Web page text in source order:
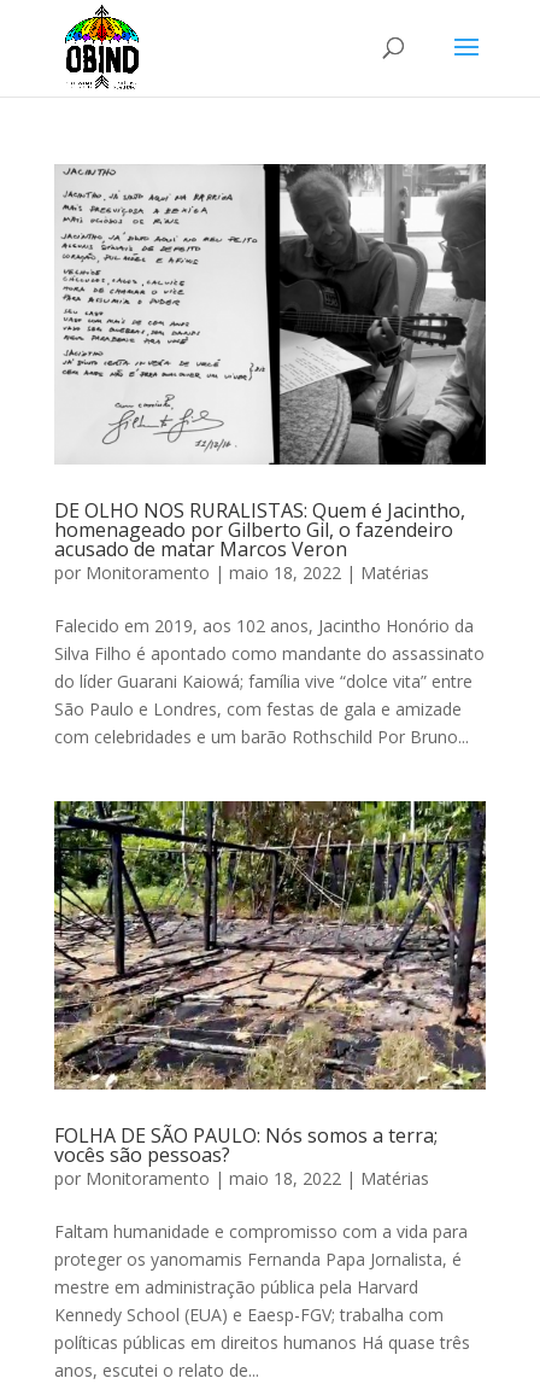
DE OLHO NOS RURALISTAS: Quem é Jacintho,
homenageado por Gilberto Gil, o fazendeiro
acusado de matar Marcos Veron
por Monitoramento | maio 18, 2022 | Matérias
Falecido em 2019, aos 102 anos, Jacintho Honório da
Silva Filho é apontado como mandante do assassinato
do líder Guarani Kaiowá; família vive “dolce vita” entre
São Paulo e Londres, com festas de gala e amizade
com celebridades e um barão Rothschild Por Bruno...
FOLHA DE SÃO PAULO: Nós somos a terra;
vocês são pessoas?
por Monitoramento | maio 18, 2022 | Matérias
Faltam humanidade e compromisso com a vida para
proteger os yanomamis Fernanda Papa Jornalista, é
mestre em administração pública pela Harvard
Kennedy School (EUA) e Eaesp-FGV; trabalha com
políticas públicas em direitos humanos Há quase três
anos, escutei o relato de...